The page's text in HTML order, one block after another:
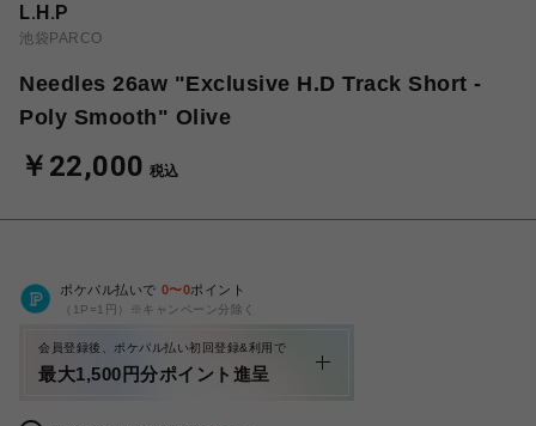
L.H.P
池袋PARCO
Needles 26aw "Exclusive H.D Track Short -
Poly Smooth" Olive
￥22,000 税込
ポケパル払いで 0〜0ポイント
（1P=1円）※キャンペーン分除く
会員登録後、ポケパル払い初回登録&利用で
最大1,500円分ポイント進呈